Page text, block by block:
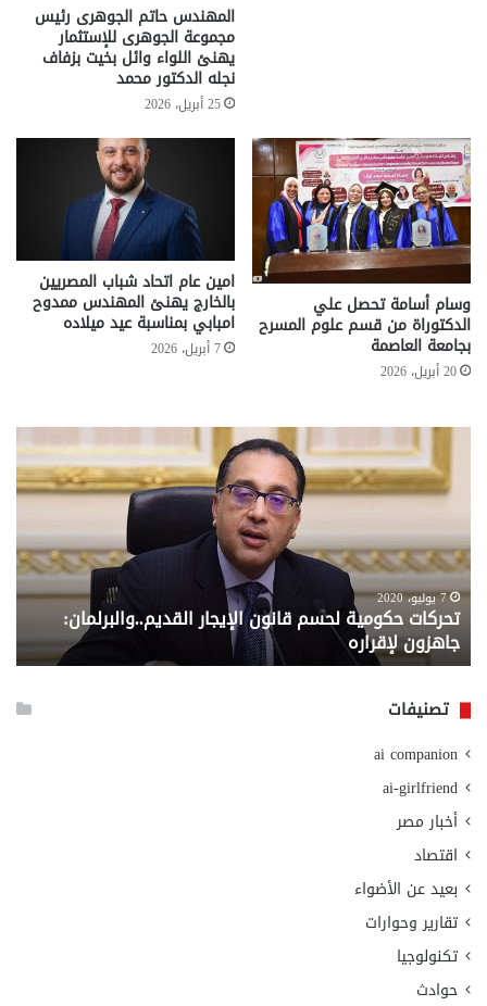
المهندس حاتم الجوهرى رئيس
مجموعة الجوهرى للإستثمار
يهنئ اللواء وائل بخيت بزفاف
نجله الدكتور محمد
25 أبريل، 2026
وسام أسامة تحصل علي
الدكتوراة من قسم علوم المسرح
بجامعة العاصمة
20 أبريل، 2026
امين عام اتحاد شباب المصريين
بالخارج يهنئ المهندس ممدوح
امبابي بمناسبة عيد ميلاده
7 أبريل، 2026
تحركات
حكومية
لحسم
قانون
القديم..والبرلمان:
جاهزون
لإقراره
7 يوليو، 2020
تحركات حكومية لحسم قانون الإيجار القديم..والبرلمان:
جاهزون لإقراره
..
من
تصنيفات
ai companion
ai-girlfriend
أخبار مصر
اقتصاد
بعيد عن الأضواء
تقارير وحوارات
تكنولوجيا
حوادث